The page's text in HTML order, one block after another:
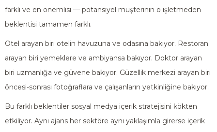
farklı ve en önemlisi — potansiyel müşterinin o işletmeden
beklentisi tamamen farklı.
Otel arayan biri otelin havuzuna ve odasına bakıyor. Restoran
arayan biri yemeklere ve ambiyansa bakıyor. Doktor arayan
biri uzmanlığa ve güvene bakıyor. Güzellik merkezi arayan biri
öncesi-sonrası fotoğraflara ve çalışanların yetkinliğine bakıyor.
Bu farklı beklentiler sosyal medya içerik stratejisini kökten
etkiliyor. Aynı ajans her sektöre aynı yaklaşımla girerse içerik